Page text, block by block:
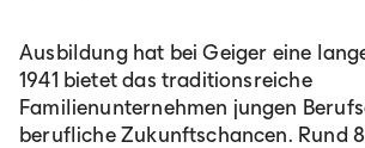
Ausbildung hat bei Geiger eine
1941 bietet das traditionsreiche
Familienunternehmen jungen
berufliche Zukunftschancen. Rund